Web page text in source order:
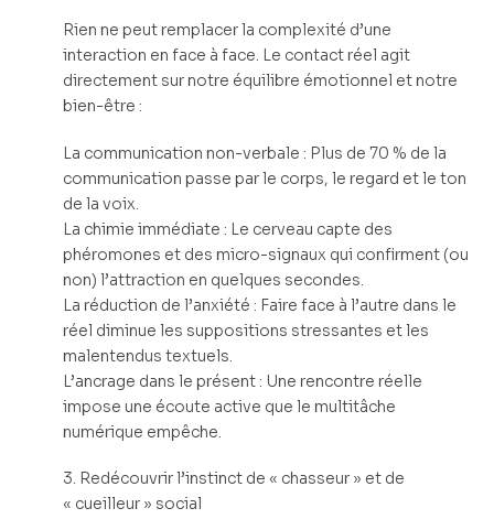
Rien ne peut remplacer la complexité d’une
interaction en face à face. Le contact réel agit
directement sur notre équilibre émotionnel et notre
bien-être :
La communication non-verbale : Plus de 70 % de la
communication passe par le corps, le regard et le ton
de la voix.
La chimie immédiate : Le cerveau capte des
phéromones et des micro-signaux qui confirment (ou
non) l’attraction en quelques secondes.
La réduction de l’anxiété : Faire face à l’autre dans le
réel diminue les suppositions stressantes et les
malentendus textuels.
L’ancrage dans le présent : Une rencontre réelle
impose une écoute active que le multitâche
numérique empêche.
3. Redécouvrir l’instinct de « chasseur » et de
« cueilleur » social